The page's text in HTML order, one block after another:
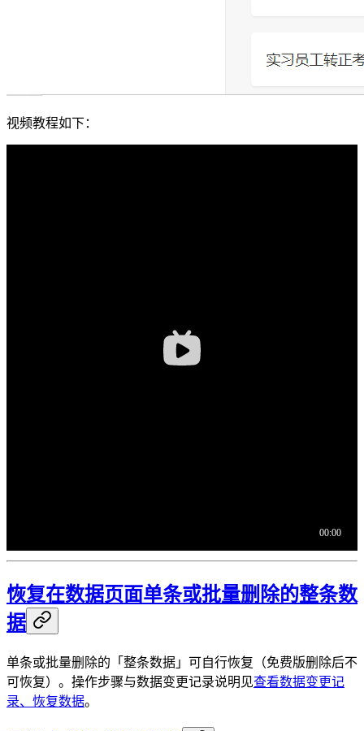
视频教程如下：
恢复在数据页面单条或批量删除的整条数
据
单条或批量删除的「整条数据」可自行恢复（免费版删除后不
可恢复）。操作步骤与数据变更记录说明见查看数据变更记
录、恢复数据。